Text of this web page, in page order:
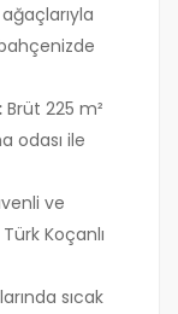
Brüt 225 m²
odası ile
ve
Koçanlı
sıcak